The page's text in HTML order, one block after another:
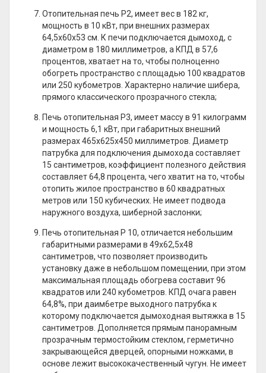
Отопительная печь P2, имеет вес в 182 кг,
мощность в 10 кВт, при внешних размерах
64,5х60х53 см. К печи подключается дымоход, с
диаметром в 180 миллиметров, а КПД в 57,6
процентов, хватает на то, чтобы полноценно
обогреть пространство с площадью 100 квадратов
или 250 кубометров. Характерно наличие шибера,
прямого классического прозрачного стекла;
Печь отопительная P3, имеет массу в 91 килограмм
и мощность 6,1 кВт, при габаритных внешний
размерах 465х625х450 миллиметров. Диаметр
патрубка для подключения дымохода составляет
15 сантиметров, коэффициент полезного действия
составляет 64,8 процента, чего хватит на то, чтобы
отопить жилое пространство в 60 квадратных
метров или 150 кубических. Не имеет подвода
наружного воздуха, шиберной заслонки;
Печь отопительная P 10, отличается небольшим
габаритными размерами в 49х62,5х48
сантиметров, что позволяет производить
установку даже в небольшом помещении, при этом
максимальная площадь обогрева составит 96
квадратов или 240 кубометров. КПД очага равен
64,8%, при даим6етре выходного патрубка к
которому подключается дымоходная вытяжка в 15
сантиметров. Дополняется прямым панорамным
прозрачным термостойким стеклом, герметично
закрывающейся дверцей, опорными ножками, в
основе лежит высококачественный чугун. Не имеет